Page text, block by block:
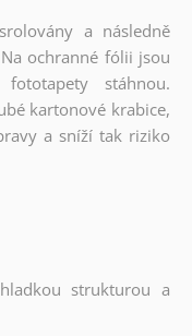
a následně
ochranné fólii jsou
stáhnou.
kartonové krabice,
a sníží tak riziko
strukturou a